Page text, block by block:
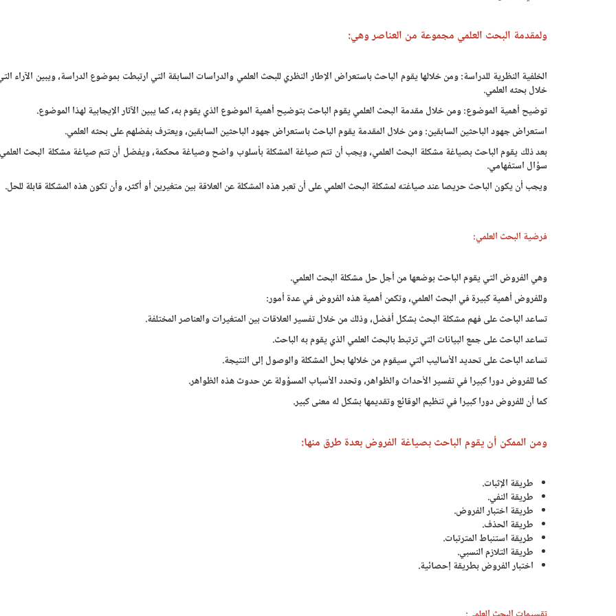
ولمقدمة البحث العلمي مجموعة من العناصر وهي:
الخلفية النظرية للدراسة: ومن خلالها يقوم الباحث باستعراض الإطار النظري للبحث العلمي والدراسات السابقة التي ارتبطت بموضوع الدراسة، ويبين الآراء
خلال بحثه العلمي.
توضيح أهمية الموضوع: ومن خلال مقدمة البحث العلمي يقوم الباحث بتوضيح أهمية الموضوع الذي يقوم به، كما يبين الآثار الإيجابية لهذا الموضوع.
استعراض جهود الباحثين السابقين: ومن خلال المقدمة يقوم الباحث باستعراض جهود الباحثين السابقين، ويعترف بفضلهم على بحثه العلمي.
بعد ذلك يقوم الباحث بصياغة مشكلة البحث العلمي، ويجب أن تتم صياغة المشكلة بأسلوب واضح وصياغة محكمة، ويفضل أن تتم صياغة مشكلة البحث
سؤال استفهامي.
ويجب أن يكون الباحث حريصا عند صياغته لمشكلة البحث العلمي على أن تعبر هذه المشكلة عن العلاقة بين متغيرين أو أكثر، وأن تكون هذه المشكلة قابلة للحل.
فرضية البحث العلمي:
وهي الفروض التي يقوم الباحث بوضعها من أجل حل مشكلة البحث العلمي.
وللفروض أهمية كبيرة في البحث العلمي، وتكمن أهمية هذه الفروض في عدة أمور:
تساعد الباحث على فهم مشكلة البحث بشكل أفضل، وذلك من خلال تفسير العلاقات بين المتغيرات والعناصر المختلفة.
تساعد الباحث على جمع البيانات التي ترتبط بالبحث العلمي الذي يقوم به الباحث.
تساعد الباحث على تحديد الأساليب التي سيقوم من خلالها بحل المشكلة والوصول إلى النتيجة.
كما للفروض دورا كبيرا في تفسير الأحداث والظواهر، وتحدد الأسباب المسؤولة عن حدوث هذه الظواهر.
كما أن للفروض دورا كبيرا في تنظيم الوقائع وتقديمها بشكل له معنى كبير.
ومن الممكن أن يقوم الباحث بصياغة الفروض بعدة طرق منها:
طريقة الإثبات.
طريقة النفي.
طريقة اختبار الفروض.
طريقة الحذف.
طريقة استنباط المترتبات.
طريقة التلازم النسبي.
اختبار الفروض بطريقة إحصائية.